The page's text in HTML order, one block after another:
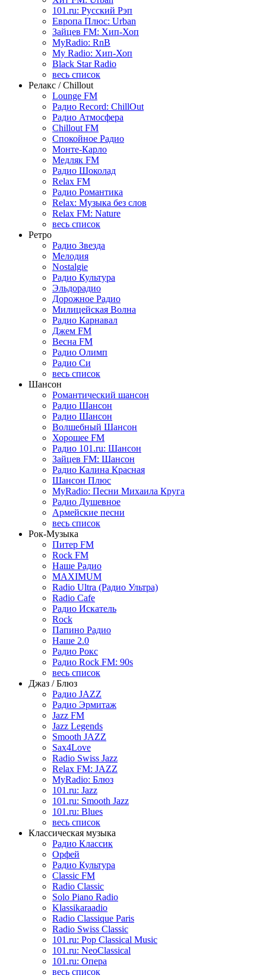
101.ru: Русский Рэп
Европа Плюс: Urban
Зайцев FM: Хип-Хоп
MyRadio: RnB
My Radio: Хип-Хоп
Black Star Radio
весь список
Релакс / Chillout
Lounge FM
Радио Record: ChillOut
Радио Атмосфера
Chillout FM
Спокойное Радио
Монте-Карло
Медляк FM
Радио Шоколад
Relax FM
Радио Романтика
Relax: Музыка без слов
Relax FM: Nature
весь список
Ретро
Радио Звезда
Мелодия
Nostalgie
Радио Культура
Эльдорадио
Дорожное Радио
Милицейская Волна
Радио Карнавал
Джем FM
Весна FM
Радио Олимп
Радио Си
весь список
Шансон
Романтический шансон
Радио Шансон
Радио Шансон
Волшебный Шансон
Хорошее FM
Радио 101.ru: Шансон
Зайцев FM: Шансон
Радио Калина Красная
Шансон Плюс
MyRadio: Песни Михаила Круга
Радио Душевное
Армейские песни
весь список
Рок-Музыка
Питер FM
Rock FM
Наше Радио
MAXIMUM
Radio Ultra (Радио Ультра)
Radio Cafe
Радио Искатель
Rock
Папино Радио
Наше 2.0
Радио Рокс
Радио Rock FM: 90s
весь список
Джаз / Блюз
Радио JAZZ
Радио Эрмитаж
Jazz FM
Jazz Legends
Smooth JAZZ
Sax4Love
Radio Swiss Jazz
Relax FM: JAZZ
MyRadio: Блюз
101.ru: Jazz
101.ru: Smooth Jazz
101.ru: Blues
весь список
Классическая музыка
Радио Классик
Орфей
Радио Культура
Classic FM
Radio Classic
Solo Piano Radio
Klassikaraadio
Radio Classique Paris
Radio Swiss Classic
101.ru: Pop Classical Music
101.ru: NeoClassical
101.ru: Опера
весь список